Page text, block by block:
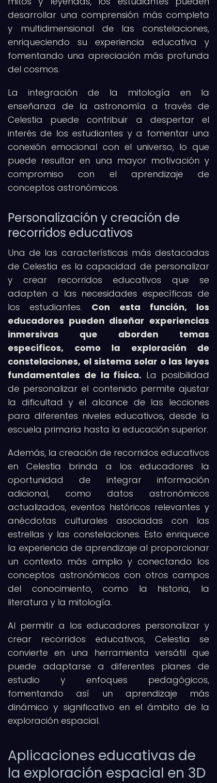
desarrollar una comprensión más completa
y multidimensional de las constelaciones,
enriqueciendo su experiencia educativa y
fomentando una apreciación más profunda
del cosmos.
La integración de la mitología en la
enseñanza de la astronomía a través de
Celestia puede contribuir a despertar el
interés de los estudiantes y a fomentar una
conexión emocional con el universo, lo que
puede resultar en una mayor motivación y
compromiso con el aprendizaje de
conceptos astronómicos.
Personalización y creación de
recorridos educativos
Una de las características más destacadas
de Celestia es la capacidad de personalizar
y crear recorridos educativos que se
adapten a las necesidades específicas de
los estudiantes. Con esta función, los
educadores pueden diseñar experiencias
inmersivas que aborden temas
específicos, como la exploración de
constelaciones, el sistema solar o las leyes
fundamentales de la física. La posibilidad
de personalizar el contenido permite ajustar
la dificultad y el alcance de las lecciones
para diferentes niveles educativos, desde la
escuela primaria hasta la educación superior.
Además, la creación de recorridos educativos
en Celestia brinda a los educadores la
oportunidad de integrar información
adicional, como datos astronómicos
actualizados, eventos históricos relevantes y
anécdotas culturales asociadas con las
estrellas y las constelaciones. Esto enriquece
la experiencia de aprendizaje al proporcionar
un contexto más amplio y conectando los
conceptos astronómicos con otros campos
del conocimiento, como la historia, la
literatura y la mitología.
Al permitir a los educadores personalizar y
crear recorridos educativos, Celestia se
convierte en una herramienta versátil que
puede adaptarse a diferentes planes de
estudio y enfoques pedagógicos,
fomentando así un aprendizaje más
dinámico y significativo en el ámbito de la
exploración espacial.
Aplicaciones educativas de
la exploración espacial en 3D